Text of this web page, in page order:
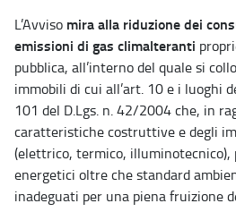
L’Avviso mira alla riduzione dei
emissioni di gas climalteranti
pubblica, all’interno del quale si
immobili di cui all’art. 10 e i luoghi
101 del D.Lgs. n. 42/2004 che, in
caratteristiche costruttive e degli
(elettrico, termico,
energetici oltre che standard
inadeguati per una piena fruizione